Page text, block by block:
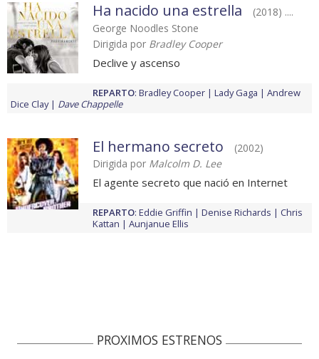
Ha nacido una estrella
(2018) ....
George Noodles Stone
Dirigida por Bradley Cooper
Declive y ascenso
REPARTO: Bradley Cooper Lady Gaga
Andrew
Dice Clay
Dave Chappelle
El hermano secreto
(2002)
Dirigida por Malcolm D. Lee
El agente secreto que nació en Internet
REPARTO: Eddie Griffin Denise Richards
Chris
Kattan
Aunjanue Ellis
PROXIMOS ESTRENOS